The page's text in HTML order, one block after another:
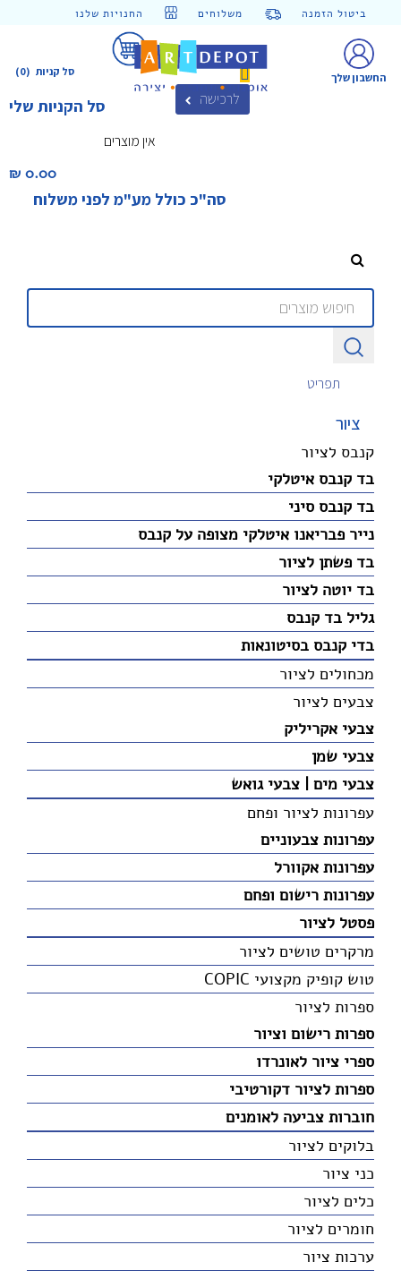
ביטול הזמנה משלוחים החנויות שלנו
(0) סל קניות
סל הקניות שלי לרכישה
אין מוצרים
0.00 ₪‎
סה"כ כולל מע"מ לפני משלוח
החשבון שלך
תפריט
ציור
קנבס לציור
בד קנבס איטלקי
בד קנבס סיני
נייר פבריאנו איטלקי מצופה על קנבס
בד פשתן לציור
בד יוטה לציור
גליל בד קנבס
בדי קנבס בסיטונאות
מכחולים לציור
צבעים לציור
צבעי אקריליק
צבעי שמן
צבעי מים | צבעי גואש
עפרונות לציור ופחם
עפרונות צבעוניים
עפרונות אקוורל
עפרונות רישום ופחם
פסטל לציור
מרקרים טושים לציור
טוש קופיק מקצועי COPIC
ספרות לציור
ספרות רישום וציור
ספרי ציור לאונרדו
ספרות לציור דקורטיבי
חוברות צביעה לאומנים
בלוקים לציור
כני ציור
כלים לציור
חומרים לציור
ערכות ציור